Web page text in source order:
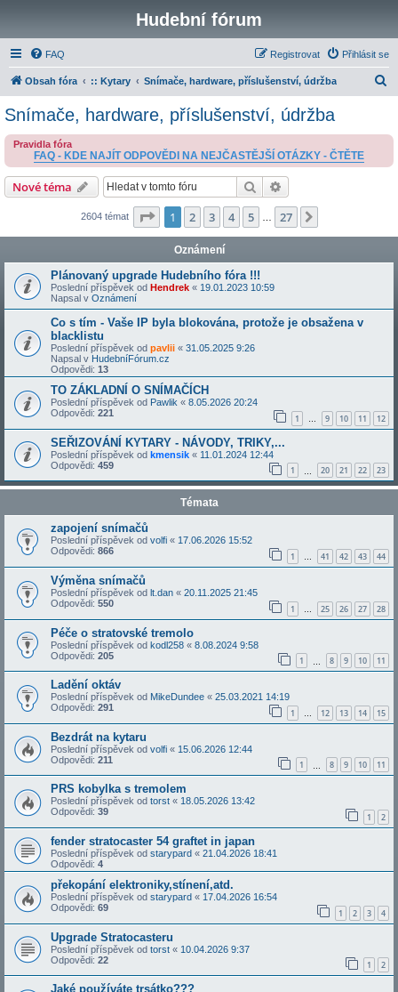
Hudební fórum
FAQ Přihlásit se
Registrovat
Obsah fóra :: Kytary Snímače, hardware, příslušenství, údržba
a
Snímače, hardware, příslušenství, údržba
Pravidla fóra
FAQ - KDE NAJÍT ODPOVĚDI NA NEJČASTĚJŠÍ OTÁZKY - ČTĚTE
Nové téma Hledat
2604 témat Stránka z 27
1 2 3 4 5 27
Oznámení
Plánovaný upgrade Hudebního fóra !!!
Poslední příspěvek od Hendrek « 19.01.2023 10:59
Napsal v Oznámení
Co s tím - Vaše IP byla blokována, protože je obsažena v
blacklistu
Poslední příspěvek od pavlii « 31.05.2025 9:26
Napsal v HudebníFórum.cz
Odpovědi: 13
TO ZÁKLADNÍ O SNÍMAČÍCH
Poslední příspěvek od Pawlik « 8.05.2026 20:24
Odpovědi: 221 1 … 9 10 11 12
SEŘIZOVÁNÍ KYTARY - NÁVODY, TRIKY,...
Poslední příspěvek od kmensik « 11.01.2024 12:44
Odpovědi: 459 1 20 21 22 23
Témata
zapojení snímačů
Poslední příspěvek od volfi « 17.06.2026 15:52
Odpovědi: 866 1 … 41 42 43 44
Výměna snímačů
Poslední příspěvek od lt.dan « 20.11.2025 21:45
Odpovědi: 550 1 … 25 26 27 28
Péče o stratovské tremolo
Poslední příspěvek od kodl258 « 8.08.2024 9:58
Odpovědi: 205 1 8 9 10 11
Ladění oktáv
Poslední příspěvek od MikeDundee « 25.03.2021 14:19
Odpovědi: 291 1 … 12 13 14 15
Bezdrát na kytaru
Poslední příspěvek od volfi « 15.06.2026 12:44
Odpovědi: 211 1 8 9 10 11
PRS kobylka s tremolem
Poslední příspěvek od torst « 18.05.2026 13:42
Odpovědi: 39 1 2
fender stratocaster 54 graftet in japan
Poslední příspěvek od starypard « 21.04.2026 18:41
Odpovědi: 4
překopání elektroniky,stínení,atd.
Poslední příspěvek od starypard « 17.04.2026 16:54
Odpovědi: 69 1 2 3 4
Upgrade Stratocasteru
Poslední příspěvek od torst « 10.04.2026 9:37
Odpovědi: 22 1 2
Jaké používáte trsátko???